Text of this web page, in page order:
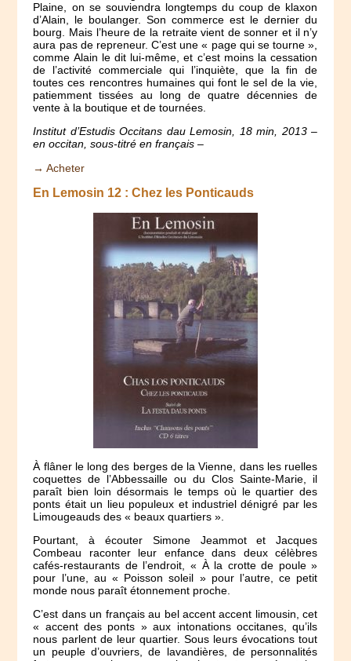
Plaine, on se souviendra longtemps du coup de klaxon
d’Alain, le boulanger. Son commerce est le dernier du
bourg. Mais l’heure de la retraite vient de sonner et il n’y
aura pas de repreneur. C’est une « page qui se tourne »,
comme Alain le dit lui-même, et c’est moins la cessation
de l’activité commerciale qui l’inquiète, que la fin de
toutes ces rencontres humaines qui font le sel de la vie,
patiemment tissées au long de quatre décennies de
vente à la boutique et de tournées.
Institut d’Estudis Occitans dau Lemosin, 18 min, 2013 –
en occitan, sous-titré en français –
→ Acheter
En Lemosin 12 : Chez les Ponticauds
À flâner le long des berges de la Vienne, dans les ruelles
coquettes de l’Abbessaille ou du Clos Sainte-Marie, il
paraît bien loin désormais le temps où le quartier des
ponts était un lieu populeux et industriel dénigré par les
Limougeauds des « beaux quartiers ».
Pourtant, à écouter Simone Jeammot et Jacques
Combeau raconter leur enfance dans deux célèbres
cafés-restaurants de l’endroit, « À la crotte de poule »
pour l’une, au « Poisson soleil » pour l’autre, ce petit
monde nous paraît étonnement proche.
C’est dans un français au bel accent accent limousin, cet
« accent des ponts » aux intonations occitanes, qu’ils
nous parlent de leur quartier. Sous leurs évocations tout
un peuple d’ouvriers, de lavandières, de personnalités